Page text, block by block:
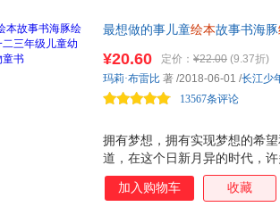
最想做的事儿童绘本故事书海豚
人生。一个叫卜克的黑人男孩
我们都提着这灯，用阅读照亮
拥有梦想，拥有实现梦想的希
道，在这个日新月异的时代，
慎重地阅读一本书。人们的心
么，我们又为什么要苛求天性
¥20.60 定价： ¥22.00 (9.37折)
13567条评论
玛莉·布雷比 著 /2018-06-01 /长江少
加入购物车 收藏